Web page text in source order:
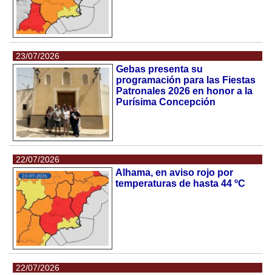
23/07/2026
Gebas presenta su
programación para las Fiestas
Patronales 2026 en honor a la
Purísima Concepción
22/07/2026
Alhama, en aviso rojo por
temperaturas de hasta 44 ºC
22/07/2026